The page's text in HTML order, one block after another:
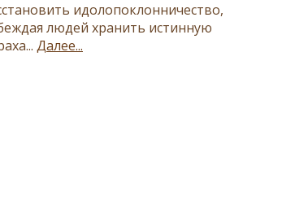
идолопоклонничество,
людей хранить истинную
Далее...